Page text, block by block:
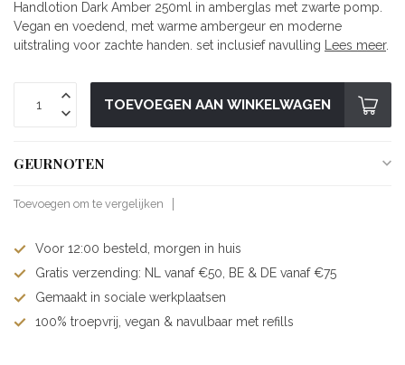
Handlotion Dark Amber 250ml in amberglas met zwarte pomp.
Vegan en voedend, met warme ambergeur en moderne
uitstraling voor zachte handen. set inclusief navulling Lees meer.
TOEVOEGEN AAN WINKELWAGEN
GEURNOTEN
Toevoegen om te vergelijken
Voor 12:00 besteld, morgen in huis
Gratis verzending: NL vanaf €50, BE & DE vanaf €75
Gemaakt in sociale werkplaatsen
100% troepvrij, vegan & navulbaar met refills